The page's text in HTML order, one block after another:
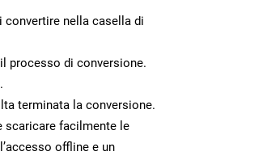
convertire nella casella di
processo di conversione.
terminata la conversione.
scaricare facilmente le
offline e un